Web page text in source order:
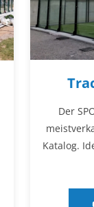
Der
Katalog.